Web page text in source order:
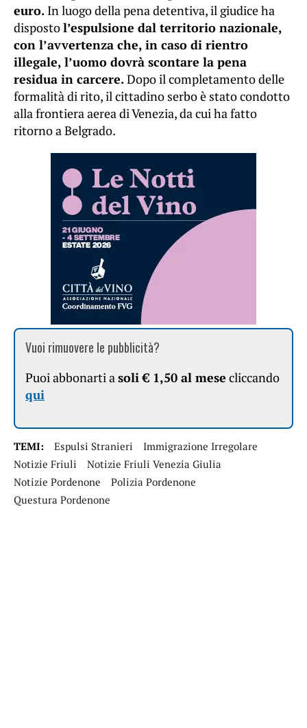
euro. In luogo della pena detentiva, il giudice ha
dispostol’espulsione dal territorio nazionale,
con l’avvertenza che, in caso di rientro
illegale, l’uomo dovrà scontare la pena
residua in carcere.Dopo il completamento delle
formalità di rito, il cittadino serbo è stato condotto
alla frontiera aerea di Venezia, da cui ha fatto
ritorno a Belgrado.
Vuoi rimuovere le pubblicità?
Puoi abbonarti asoli € 1,50 al mese cliccando
qui
TEMI: Espulsi Stranieri
Immigrazione Irregolare
Notizie Friuli
Notizie Friuli Venezia Giulia
Notizie Pordenone
Polizia Pordenone
Questura Pordenone